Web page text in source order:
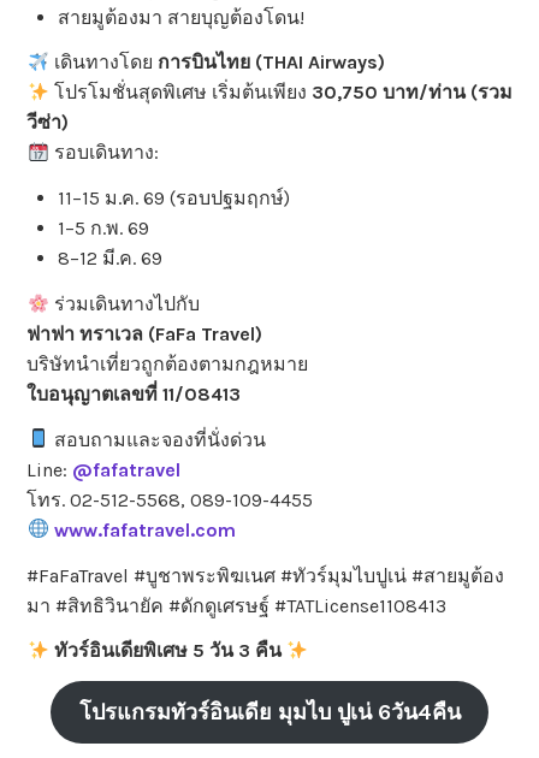
สายมูต้องมา สายบุญต้องโดน!
เดินทางโดย การบินไทย (THAI Airways)
โปรโมชั่นสุดพิเศษ เริ่มต้นเพียง 30,750 บาท/ท่าน (รวม
วีซ่า)
รอบเดินทาง:
11–15 ม.ค. 69 (รอบปฐมฤกษ์)
1–5 ก.พ. 69
8–12 มี.ค. 69
ร่วมเดินทางไปกับ
ฟาฟา ทราเวล (FaFa Travel)
บริษัทนำเที่ยวถูกต้องตามกฎหมาย
ใบอนุญาตเลขที่ 11/08413
สอบถามและจองที่นั่งด่วน
Line: @fafatravel
โทร. 02-512-5568, 089-109-4455
www.fafatravel.com
#FaFaTravel #บูชาพระพิฆเนศ #ทัวร์มุมไบปูเน่ #สายมูต้อง
มา #สิทธิวินายัค #ดักดูเศรษฐ์ #TATLicense1108413
ทัวร์อินเดียพิเศษ 5 วัน 3 คืน
โปรแกรมทัวร์อินเดีย มุมไบ ปูเน่ 6วัน4คืน